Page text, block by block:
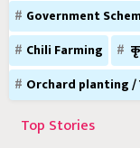
Government
Chili Farming
Orchard planting /
Top Stories